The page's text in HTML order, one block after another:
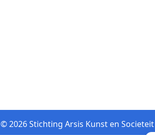
© 2026 Stichting Arsis Kunst en Societeit